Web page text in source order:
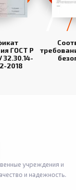
ГОСТ Р
32.30.14-
2018
учреждения и
и надежность.